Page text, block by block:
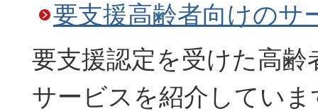
要支援高齢者向けのサ
要支援認定を受けた高齢
サービスを紹介していま